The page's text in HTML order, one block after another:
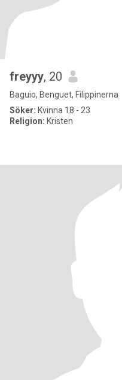
freyyy, 20
Baguio, Benguet, Filippinerna
Söker: Kvinna 18 - 23
Religion: Kristen